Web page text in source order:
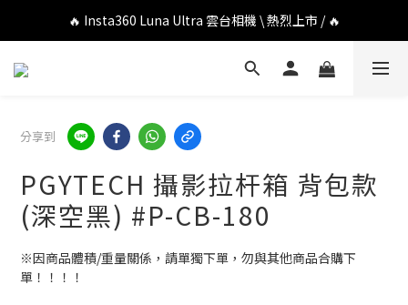
🔥 DJI OSMO POCKET 4P 口袋相機 \ 熱烈上市 / 🔥
🔥 Insta360 Luna Ultra 雲台相機 \ 熱烈上市 / 🔥
🔥 Insta360 GO Ultra Hello Kitty 聯名限定套裝 \ 時尚上市 / 🔥
分享到
PGYTECH 攝影拉杆箱 背包款
(深空黑) #P-CB-180
※因商品體積/重量關係，請單獨下單，勿與其他商品合購下
單！！！！